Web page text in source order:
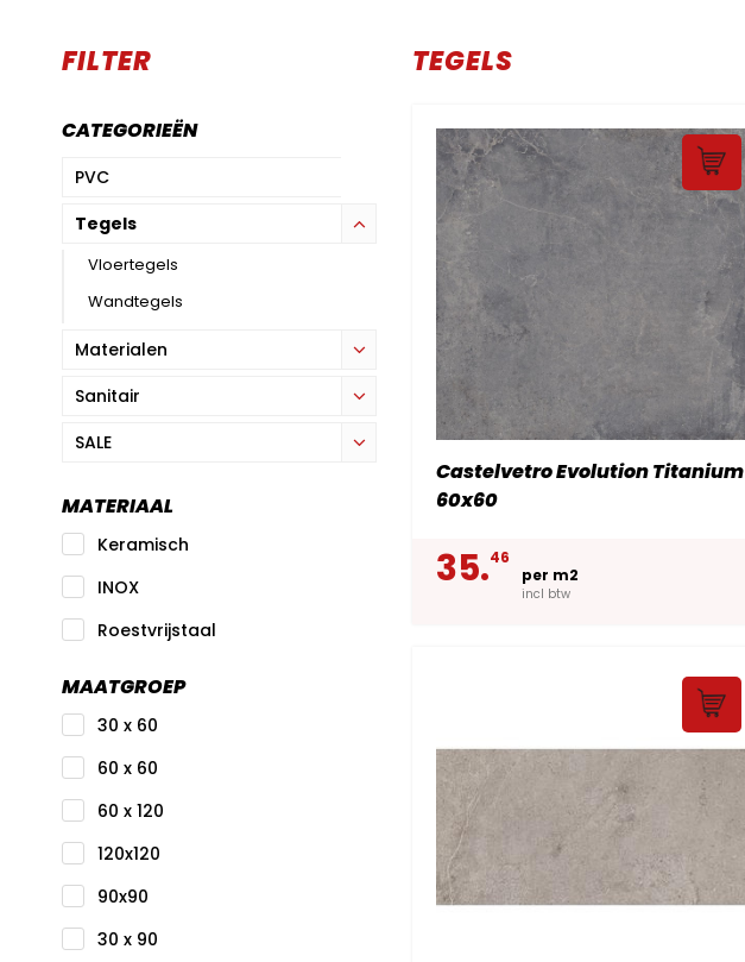
FILTER
CATEGORIEËN
PVC
Tegels
Vloertegels
Wandtegels
Materialen
Sanitair
SALE
MATERIAAL
Keramisch
INOX
Roestvrijstaal
MAATGROEP
30 x 60
60 x 60
60 x 120
120x120
90x90
30 x 90
TEGELS
Castelvetro Evolution Titanium
60x60
35.46
per m2
incl btw